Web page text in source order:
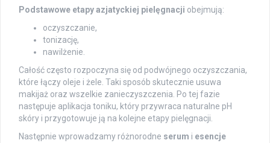
Podstawowe etapy azjatyckiej pielęgnacji obejmują:
oczyszczanie,
tonizację,
nawilżenie.
Całość często rozpoczyna się od podwójnego oczyszczania,
które łączy oleje i żele. Taki sposób skutecznie usuwa
makijaż oraz wszelkie zanieczyszczenia. Po tej fazie
następuje aplikacja toniku, który przywraca naturalne pH
skóry i przygotowuje ją na kolejne etapy pielęgnacji.
Następnie wprowadzamy różnorodne serum i esencje